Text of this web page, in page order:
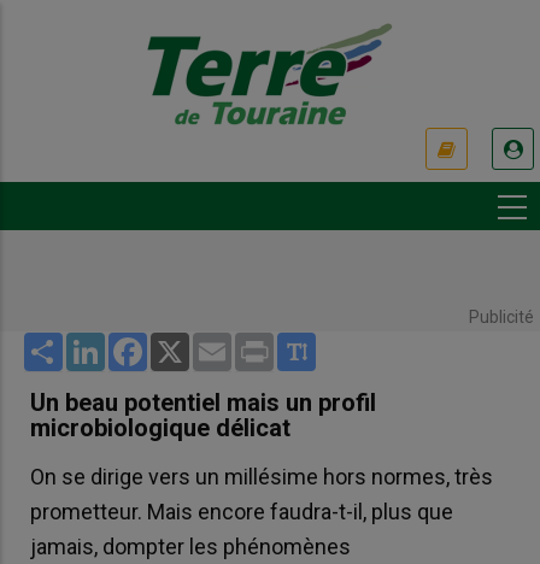
Publicité
Share LinkedInFacebook
X Email Print
Un beau potentiel mais un profil
microbiologique délicat
On se dirige vers un millésime hors normes, très
prometteur. Mais encore faudra-t-il, plus que
jamais, dompter les phénomènes